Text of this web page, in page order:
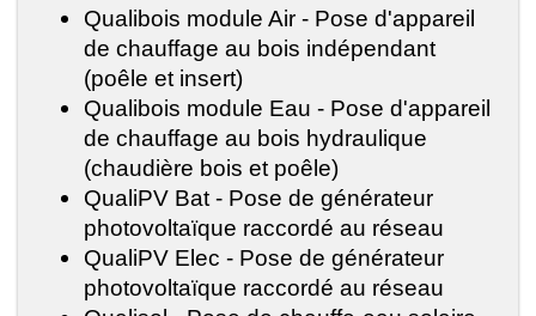
Qualibois module Air - Pose d'appareil
de chauffage au bois indépendant
(poêle et insert)
Qualibois module Eau - Pose d'appareil
de chauffage au bois hydraulique
(chaudière bois et poêle)
QualiPV Bat - Pose de générateur
photovoltaïque raccordé au réseau
QualiPV Elec - Pose de générateur
photovoltaïque raccordé au réseau